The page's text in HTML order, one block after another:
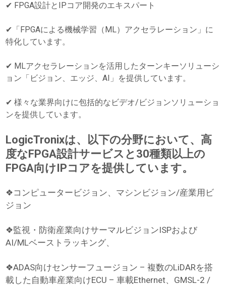
✔ FPGA設計とIPコア開発のエキスパート
✔「FPGAによる機械学習（ML）アクセラレーション」に
特化しています。
✔ MLアクセラレーションを活用したターンキーソリューシ
ョン「ビジョン、エッジ、AI」を提供しています。
✔ 様々な業界向けに包括的なビデオ/ビジョンソリューショ
ンを提供しています。
LogicTronixは、以下の分野において、高
度なFPGA設計サービスと30種類以上の
FPGA向けIPコアを提供しています。
❖コンピュータービジョン、マシンビジョン/産業用ビ
ジョン
❖監視・防衛産業向けサーマルビジョンISPおよび
AI/MLベーストラッキング、
❖ADAS向けセンサーフュージョン – 複数のLiDARを搭
載した自動車産業向けECU – 車載Ethernet、GMSL-2 /